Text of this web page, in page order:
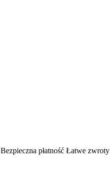
Bezpieczna płatność Łatwe zwroty